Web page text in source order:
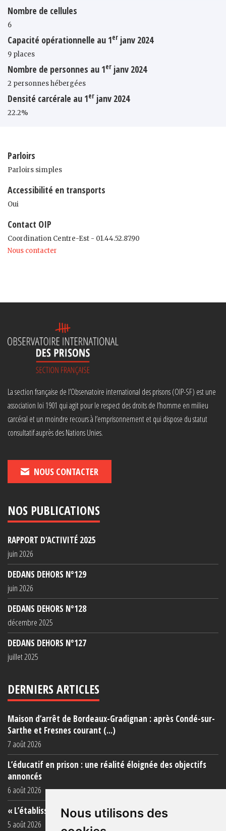
Nous utilisons des
Nombre de cellules
6
Capacité opérationnelle au 1er janv 2024
9 places
Nombre de personnes au 1er janv 2024
2 personnes hébergées
Densité carcérale au 1er janv 2024
22.2%
Parloirs
Parloirs simples
Accessibilité en transports
Oui
Contact OIP
Coordination Centre-Est - 01.44.52.87.90
Nous contacter
La section française de l’Observatoire international des prisons (OIP-SF) est une
association loi 1901 qui agit pour le respect des droits de l’homme en milieu
carcéral et un moindre recours à l’emprisonnement et qui dispose du statut
consultatif auprès des Nations Unies.
NOUS CONTACTER
NOS PUBLICATIONS
RAPPORT D'ACTIVITÉ 2025
juin 2026
DEDANS DEHORS N°129
juin 2026
DEDANS DEHORS N°128
décembre 2025
DEDANS DEHORS N°127
juillet 2025
DERNIERS ARTICLES
Maison d’arrêt de Bordeaux-Gradignan : après Condé-sur-
Sarthe et Fresnes courant (...)
7 août 2026
L’éducatif en prison : une réalité éloignée des objectifs
annoncés
6 août 2026
« L’établissement est une porcherie totale »
5 août 2026